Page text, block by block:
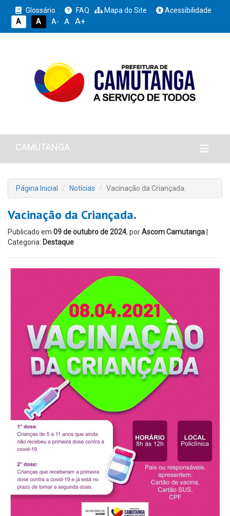
Glossário FAQ Mapa do Site
Acessibilidade
A
A A- A A+
CAMUTANGA
Página Inicial Notícias Vacinação da Criançada.
Vacinação da Criançada.
Publicado em 09 de outubro de 2024, porAscom Camutanga
Categoria: Destaque